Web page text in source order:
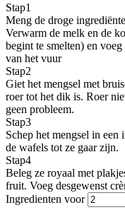
Stap1
Meng de droge
Verwarm de melk en de
begint te smelten) en
van het vuur
Stap2
Giet het mengsel met
roer tot het dik is. Roer
geen probleem.
Stap3
Schep het mengsel in
de wafels tot ze gaar zijn.
Stap4
Beleg ze royaal met
fruit. Voeg desgewenst
Ingredienten voor